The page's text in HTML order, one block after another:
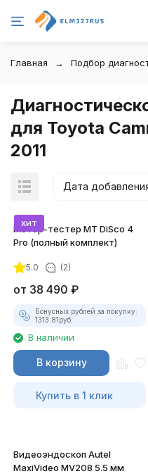
Главная Подбор
для Toyota
2011
Дата
хит
Мотор-тестер MT DiSco 4
Pro (полный комплект)
5.0 (2)
от 38 490 ₽
Бонусных рублей за покупку:
1313.81руб.
В наличии
В корзину
Купить в 1 клик
Видеоэндоскоп Autel
MaxiVideo MV208 5.5 мм